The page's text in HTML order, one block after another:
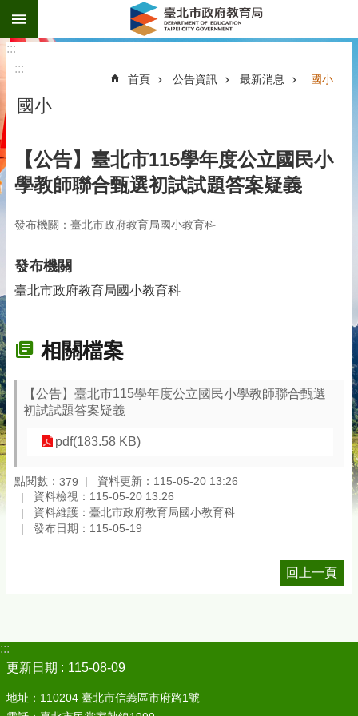
跳到主要內容區塊
:::
:::
首頁 公告資訊 最新消息 國小
國小
【公告】臺北市115學年度公立國民小
學教師聯合甄選初試試題答案疑義
發布機關：臺北市政府教育局國小教育科
發布機關
臺北市政府教育局國小教育科
相關檔案
【公告】臺北市115學年度公立國民小學教師聯合甄選
初試試題答案疑義
pdf(183.58 KB)
點閱數： 379
資料更新：115-05-20 13:26
資料檢視：115-05-20 13:26
資料維護：臺北市政府教育局國小教育科
發布日期：115-05-19
回上一頁
:::
更新日期
115-08-09
地址：110204 臺北市信義區市府路1號